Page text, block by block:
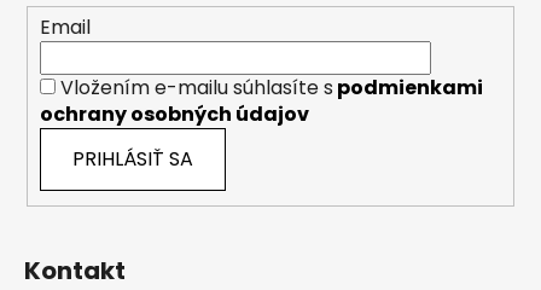
y
v
ý
p
i
Email
Vložením e-mailu súhlasíte s podmienkami
ochrany osobných údajov
PRIHLÁSIŤ SA
Kontakt